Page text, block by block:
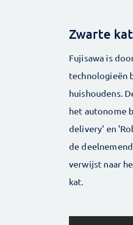
Zwarte kat
Fujisawa is
technologieën
huishoudens.
het autonome
delivery' en
de
verwijst naar
kat.